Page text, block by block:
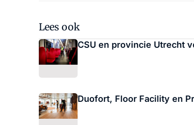
Lees ook
CSU en provincie Utrecht
Duofort, Floor Facility en